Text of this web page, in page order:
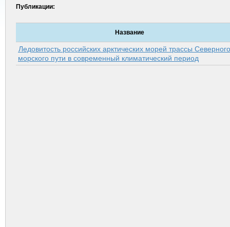
Публикации:
Название
Ледовитость российских арктических морей трассы Северного
морского пути в современный климатический период